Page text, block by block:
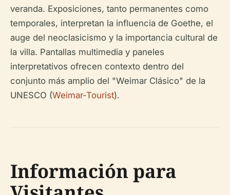
veranda. Exposiciones, tanto permanentes como
temporales, interpretan la influencia de Goethe, el
auge del neoclasicismo y la importancia cultural de
la villa. Pantallas multimedia y paneles
interpretativos ofrecen contexto dentro del
conjunto más amplio del "Weimar Clásico" de la
UNESCO (Weimar-Tourist).
Información para